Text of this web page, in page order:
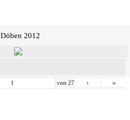
Döben 2012
von 27 › »